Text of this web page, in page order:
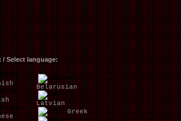
Select language:
Belarusian
Latvian
Greek